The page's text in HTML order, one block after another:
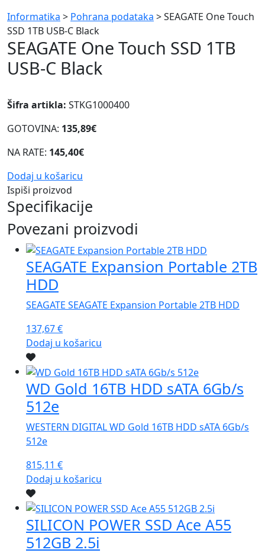
Informatika > Pohrana podataka > SEAGATE One Touch
SSD 1TB USB-C Black
SEAGATE One Touch SSD 1TB
USB-C Black
Šifra artikla: STKG1000400
GOTOVINA: 135,89€
NA RATE: 145,40€
Dodaj u košaricu
Ispiši proizvod
Specifikacije
Povezani proizvodi
SEAGATE Expansion Portable 2TB
HDD
SEAGATE SEAGATE Expansion Portable 2TB HDD
137,67€
Dodaj u košaricu
WD Gold 16TB HDD sATA 6Gb/s
512e
WESTERN DIGITAL WD Gold 16TB HDD sATA 6Gb/s
512e
815,11 €
Dodaj u košaricu
SILICON POWER SSD Ace A55
512GB 2.5i